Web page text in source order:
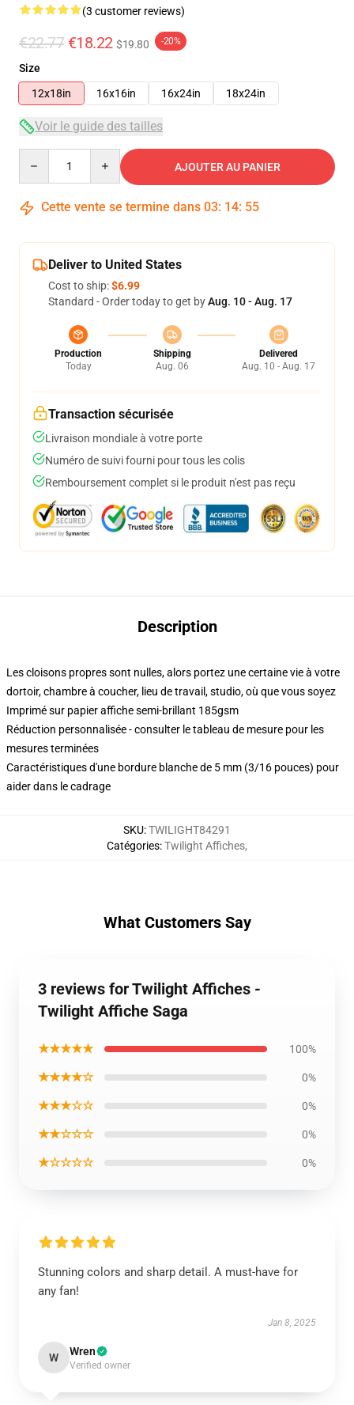
(3 customer reviews)
€22.77 €18.22 $19.80 -20%
Size
12x18in
16x16in 16x24in 18x24in
Voir le guide des tailles
AJOUTER AU PANIER
Cette vente se termine dans 03: 14: 54
Deliver to United States
Cost to ship:$6.99
Standard - Order today to get byAug. 10 - Aug. 17
Production
Today
Shipping
Aug. 06
Delivered
Aug. 10 - Aug. 17
Transaction sécurisée
Livraison mondiale à votre porte
Numéro de suivi fourni pour tous les colis
Remboursement complet si le produit n'est pas reçu
Description
Les cloisons propres sont nulles, alors portez une certaine vie à votre
dortoir, chambre à coucher, lieu de travail, studio, où que vous soyez
Imprimé sur papier affiche semi-brillant 185gsm
Réduction personnalisée - consulter le tableau de mesure pour les
mesures terminées
Caractéristiques d'une bordure blanche de 5 mm (3/16 pouces) pour
aider dans le cadrage
SKU:TWILIGHT84291
Catégories:Twilight Affiches,
What Customers Say
3 reviews for Twilight Affiches -
Twilight Affiche Saga
★★★★★ 100%
★★★★☆ 0%
★★★☆☆ 0%
★★☆☆☆ 0%
★☆☆☆☆ 0%
Stunning colors and sharp detail. A must-have for
any fan!
Jan 8, 2025
W Wren
Verified owner